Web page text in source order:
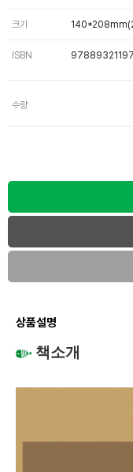
크기
ISBN
수량
상품설명
책소개